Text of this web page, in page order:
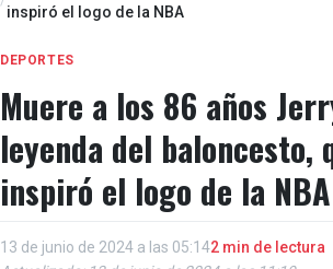
inspiró el logo de la NBA
DEPORTES
Muere a los 86 años
leyenda del baloncesto,
inspiró el logo de la NBA
13 de junio de 2024 a las 05:142 min de lectura